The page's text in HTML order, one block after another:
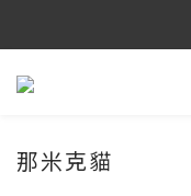
那米克貓